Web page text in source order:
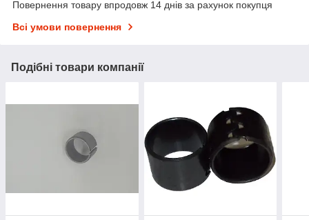
Повернення товару впродовж 14 днів за рахунок покупця
Всі умови повернення
Подібні товари компанії